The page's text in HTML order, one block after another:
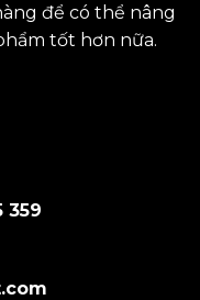
để có thể nâng
tốt hơn nữa.
359